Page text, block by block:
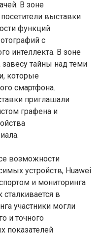
В зоне
выставки
функций
с
интеллекта. В зоне
тайны над теми
которые
смартфона.
приглашали
графена и
возможности
устройств, Huawei
и мониторинга
в
участники могли
и точного
показателей